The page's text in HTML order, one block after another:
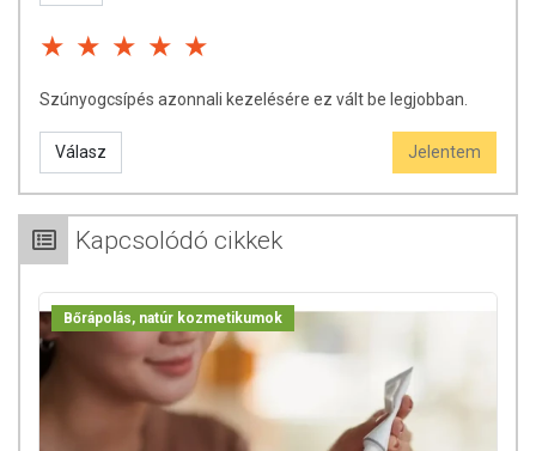
Szúnyogcsípés azonnali kezelésére ez vált be legjobban.
Válasz Jelentem
Kapcsolódó cikkek
Bőrápolás, natúr kozmetikumok